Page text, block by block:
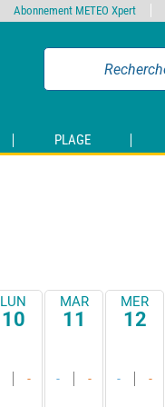
PLAGE
LUN
10
-
MAR
11
- -
MER
12
- -
Abonnement METEO Xpert